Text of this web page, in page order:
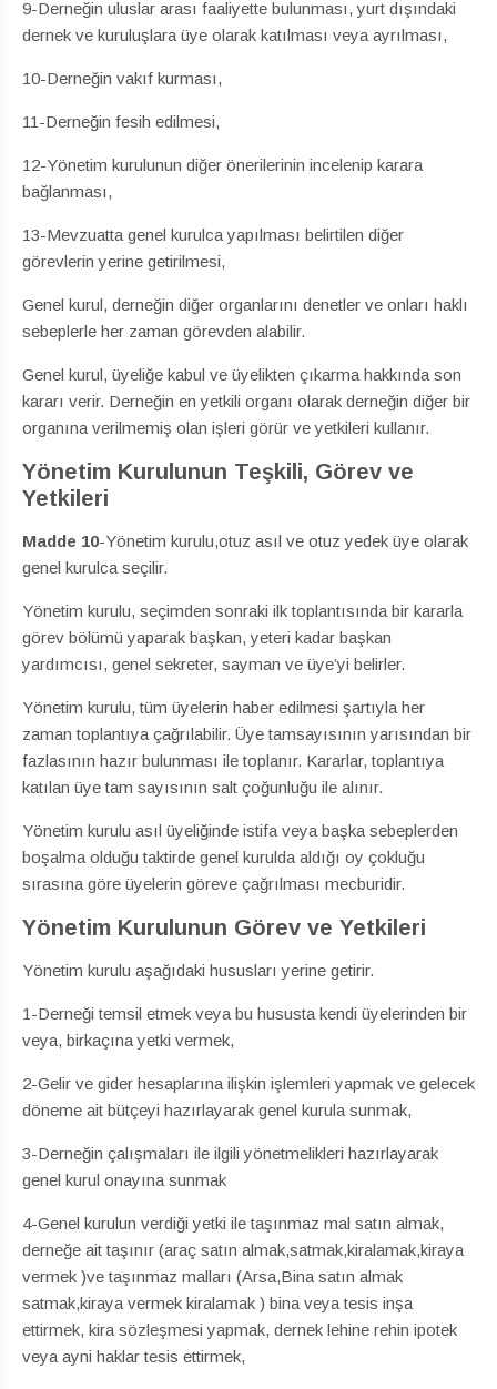
9-Derneğin uluslar arası faaliyette bulunması, yurt dışındaki
dernek ve kuruluşlara üye olarak katılması veya ayrılması,
10-Derneğin vakıf kurması,
11-Derneğin fesih edilmesi,
12-Yönetim kurulunun diğer önerilerinin incelenip karara
bağlanması,
13-Mevzuatta genel kurulca yapılması belirtilen diğer
görevlerin yerine getirilmesi,
Genel kurul, derneğin diğer organlarını denetler ve onları haklı
sebeplerle her zaman görevden alabilir.
Genel kurul, üyeliğe kabul ve üyelikten çıkarma hakkında son
kararı verir. Derneğin en yetkili organı olarak derneğin diğer bir
organına verilmemiş olan işleri görür ve yetkileri kullanır.
Yönetim Kurulunun Teşkili, Görev ve
Yetkileri
Madde 10-Yönetim kurulu,otuz asıl ve otuz yedek üye olarak
genel kurulca seçilir.
Yönetim kurulu, seçimden sonraki ilk toplantısında bir kararla
görev bölümü yaparak başkan, yeteri kadar başkan
yardımcısı, genel sekreter, sayman ve üye’yi belirler.
Yönetim kurulu, tüm üyelerin haber edilmesi şartıyla her
zaman toplantıya çağrılabilir. Üye tamsayısının yarısından bir
fazlasının hazır bulunması ile toplanır. Kararlar, toplantıya
katılan üye tam sayısının salt çoğunluğu ile alınır.
Yönetim kurulu asıl üyeliğinde istifa veya başka sebeplerden
boşalma olduğu taktirde genel kurulda aldığı oy çokluğu
sırasına göre üyelerin göreve çağrılması mecburidir.
Yönetim Kurulunun Görev ve Yetkileri
Yönetim kurulu aşağıdaki hususları yerine getirir.
1-Derneği temsil etmek veya bu hususta kendi üyelerinden bir
veya, birkaçına yetki vermek,
2-Gelir ve gider hesaplarına ilişkin işlemleri yapmak ve gelecek
döneme ait bütçeyi hazırlayarak genel kurula sunmak,
3-Derneğin çalışmaları ile ilgili yönetmelikleri hazırlayarak
genel kurul onayına sunmak
4-Genel kurulun verdiği yetki ile taşınmaz mal satın almak,
derneğe ait taşınır (araç satın almak,satmak,kiralamak,kiraya
vermek )ve taşınmaz malları (Arsa,Bina satın almak
satmak,kiraya vermek kiralamak ) bina veya tesis inşa
ettirmek, kira sözleşmesi yapmak, dernek lehine rehin ipotek
veya ayni haklar tesis ettirmek,